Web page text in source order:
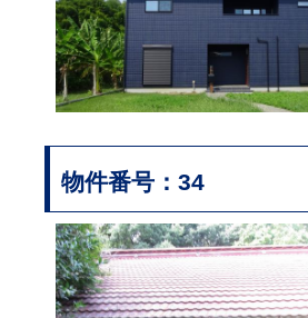
物件番号：34